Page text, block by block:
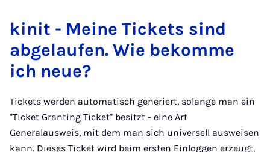
kinit - Meine Tickets sind
abgelaufen. Wie bekomme
ich neue?
Tickets werden automatisch generiert, solange man ein
"Ticket Granting Ticket" besitzt - eine Art
Generalausweis, mit dem man sich universell ausweisen
kann. Dieses Ticket wird beim ersten Einloggen erzeugt,